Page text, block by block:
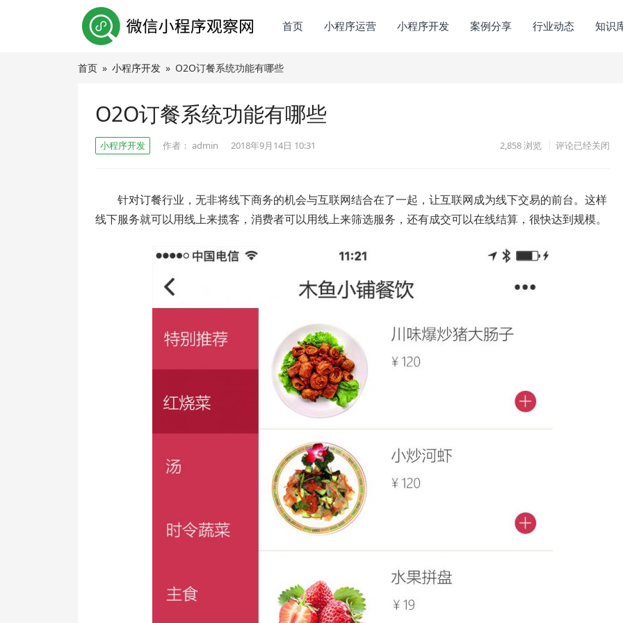
首页 小程序运营 小程序开发 案例分享 行业动态 知识
首页 » 小程序开发 » O2O订餐系统功能有哪些
O2O订餐系统功能有哪些
小程序开发 作者： admin 2018年9月14日 10:31 2,858浏览 评论已经关闭
针对订餐行业，无非将线下商务的机会与互联网结合在了一起，让互联网成为线下交易的前台。这样
线下服务就可以用线上来揽客，消费者可以用线上来筛选服务，还有成交可以在线结算，很快达到规模。